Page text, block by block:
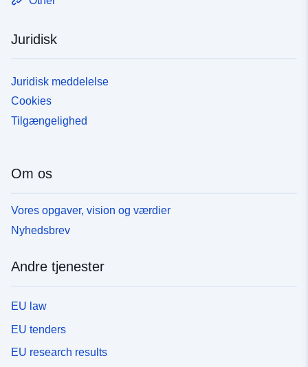
Juridisk
Juridisk meddelelse
Cookies
Tilgængelighed
Om os
Vores opgaver, vision og værdier
Nyhedsbrev
Andre tjenester
EU law
EU tenders
EU research results